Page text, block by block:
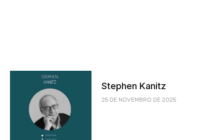
Stephen Kanitz
25 DE NOVEMBRO DE 2025